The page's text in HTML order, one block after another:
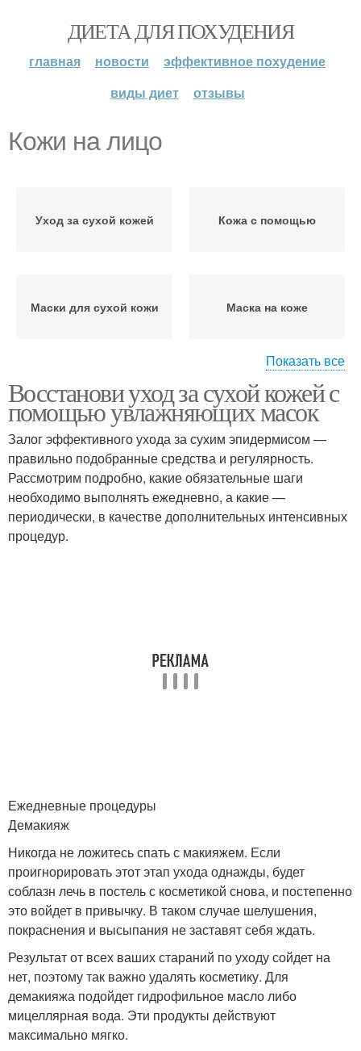
ДИЕТА ДЛЯ ПОХУДЕНИЯ
главная новости
эффективное похудение
виды диет
отзывы
Кожи на лицо
Уход за сухой кожей Кожа с помощью
Маски для сухой кожи Маска на коже
Маска для сухой кожи
Рецепты для сухой
кожи
Кожи при акне Кожи на ночной основе
Уход за кожей
Маски для лица
Показать все
Восстанови уход за сухой кожей с
помощью увлажняющих масок
Залог эффективного ухода за сухим эпидермисом —
правильно подобранные средства и регулярность.
Рассмотрим подробно, какие обязательные шаги
необходимо выполнять ежедневно, а какие —
периодически, в качестве дополнительных интенсивных
процедур.
Ежедневные процедуры
Демакияж
Никогда не ложитесь спать с макияжем. Если
проигнорировать этот этап ухода однажды, будет
соблазн лечь в постель с косметикой снова, и постепенно
это войдет в привычку. В таком случае шелушения,
покраснения и высыпания не заставят себя ждать.
Результат от всех ваших стараний по уходу сойдет на
нет, поэтому так важно удалять косметику. Для
демакияжа подойдет гидрофильное масло либо
мицеллярная вода. Эти продукты действуют
максимально мягко.